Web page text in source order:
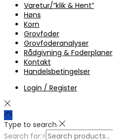
Varetur/”klik & Hent”
Høns
Korn
Grovfoder
Grovfoderanalyser
Rådgivning & Foderplaner
Kontakt
Handelsbetingelser
Login / Register
Type to search
Search for:>